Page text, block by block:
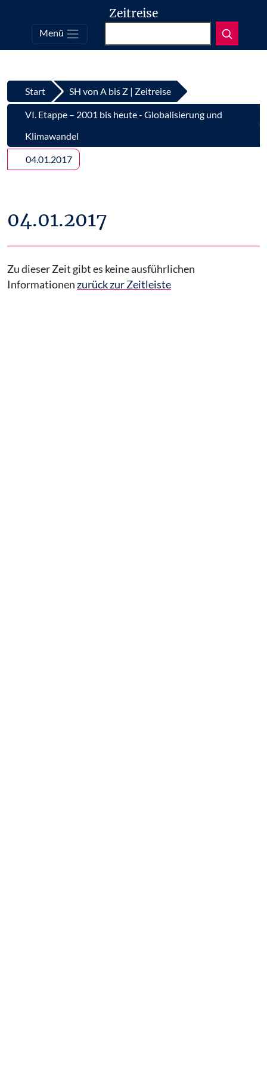
Top
Zum Inhalt springen
Zeitreise
Menü
Start SH von A bis Z | Zeitreise
VI. Etappe – 2001 bis heute - Globalisierung und
Klimawandel
04.01.2017
04.01.2017
Zu dieser Zeit gibt es keine ausführlichen
Informationenzurück zur Zeitleiste